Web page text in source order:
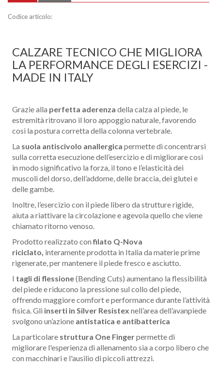
Codice articolo:
CALZARE TECNICO CHE MIGLIORA
LA PERFORMANCE DEGLI ESERCIZI -
MADE IN ITALY
Grazie alla perfetta aderenza della calza al piede, le
estremità ritrovano il loro appoggio naturale, favorendo
così la postura corretta della colonna vertebrale.
La suola antiscivolo anallergica permette di concentrarsi
sulla corretta esecuzione dell’esercizio e di migliorare così
in modo significativo la forza, il tono e l’elasticità dei
muscoli del dorso, dell’addome, delle braccia, dei glutei e
delle gambe.
Inoltre, l’esercizio con il piede libero da strutture rigide,
aiuta a riattivare la circolazione e agevola quello che viene
chiamato ritorno venoso.
Prodotto realizzato confilato Q-Nova
riciclato, interamente prodotta in Italia da materie prime
rigenerate, per mantenere il piede fresco e asciutto.
I tagli di flessione(Bending Cuts) aumentano la flessibilità
del piede e riducono la pressione sul collo del piede,
offrendo maggiore comfort e performance durante l’attività
fisica. Gli inserti in Silver Resistex nell’area dell’avanpiede
svolgono un’azione antistatica e antibatterica
La particolare struttura One Fingerpermette di
migliorare l'esperienza di allenamento sia a corpo libero che
con macchinari e l'ausilio di piccoli attrezzi.